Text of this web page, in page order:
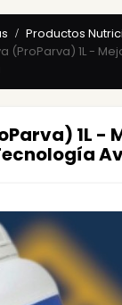
Productos
(ProParva) 1L -
1L -